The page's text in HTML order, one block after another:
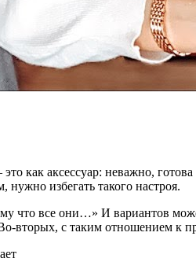
как аксессуар: неважно,
избегать такого настроя.
что все они…» И вариантов
вторых, с таким отношением